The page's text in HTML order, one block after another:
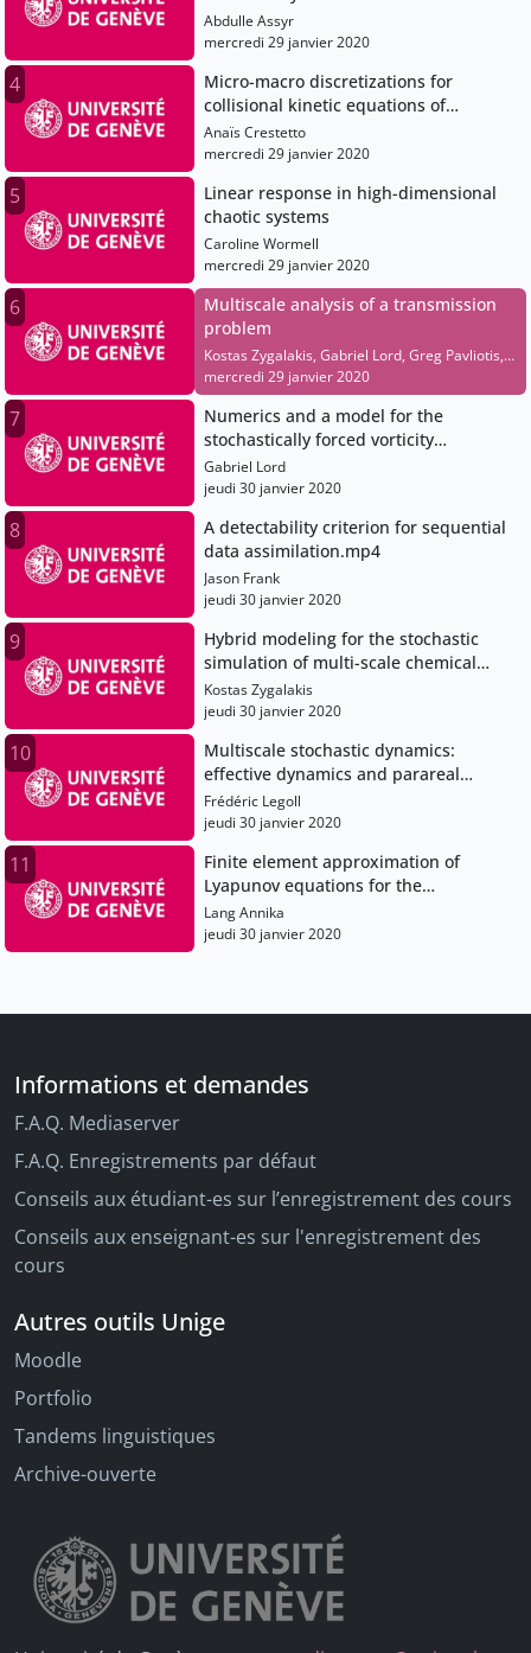
equations with multiple scales
Abdulle Assyr
mercredi 29 janvier 2020
4
Micro-macro discretizations for
collisional kinetic equations of
Boltzmann-BGK type in the diffusive
scaling
Anaïs Crestetto
mercredi 29 janvier 2020
5
Linear response in high-dimensional
chaotic systems
Caroline Wormell
mercredi 29 janvier 2020
6
Multiscale analysis of a transmission
problem
Kostas Zygalakis, Gabriel Lord, Greg Pavliotis,
Laurence Halpern, Abdulle Assyr, Carsten
Hartmann, Anaïs Crestetto, Caroline Wormell,
Lang Annika, Jason Frank, Frédéric Legoll
mercredi 29 janvier 2020
7
Numerics and a model for the
stochastically forced vorticity
equation.mp4
Gabriel Lord
jeudi 30 janvier 2020
8
A detectability criterion for sequential
data assimilation.mp4
Jason Frank
jeudi 30 janvier 2020
9
Hybrid modeling for the stochastic
simulation of multi-scale chemical
kinetics.mp4
Kostas Zygalakis
jeudi 30 janvier 2020
10
Multiscale stochastic dynamics:
effective dynamics and parareal
computations.mp4
Frédéric Legoll
jeudi 30 janvier 2020
11
Finite element approximation of
Lyapunov equations for the
computation of quadratic functionals
of SPDEs.mp4
Lang Annika
jeudi 30 janvier 2020
Informations et demandes
F.A.Q. Mediaserver
F.A.Q. Enregistrements par défaut
Conseils aux étudiant-es sur l’enregistrement des cours
Conseils aux enseignant-es sur l'enregistrement des
cours
Autres outils Unige
Moodle
Portfolio
Tandems linguistiques
Archive-ouverte